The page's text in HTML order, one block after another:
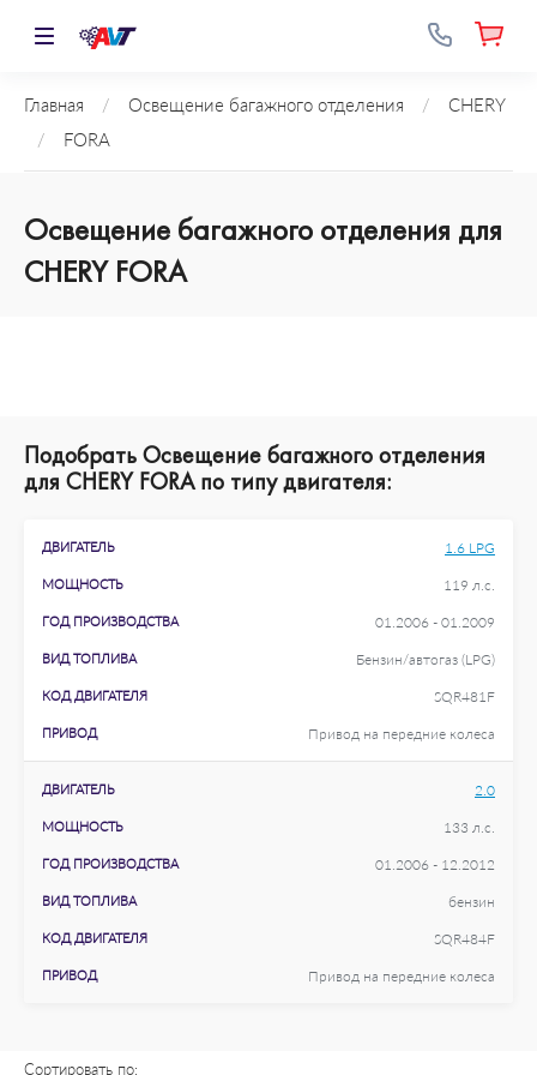
Главная / Освещение багажного отделения /
CHERY
/
FORA
Освещение багажного отделения для
CHERY FORA
Подобрать Освещение багажного отделения
для CHERY FORA по типу двигателя:
ДВИГАТЕЛЬ 1.6 LPG
МОЩНОСТЬ 119 л.с.
ГОД ПРОИЗВОДСТВА 01.2006 - 01.2009
ВИД ТОПЛИВА Бензин/автогаз (LPG)
КОД ДВИГАТЕЛЯ SQR481F
ПРИВОД Привод на передние колеса
ДВИГАТЕЛЬ 2.0
МОЩНОСТЬ 133 л.с.
ГОД ПРОИЗВОДСТВА 01.2006 - 12.2012
ВИД ТОПЛИВА бензин
КОД ДВИГАТЕЛЯ SQR484F
ПРИВОД Привод на передние колеса
Сортировать по: